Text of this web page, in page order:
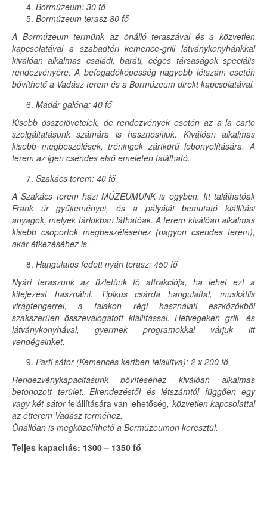
Bormúzeum: 30 fő
Bormúzeum terasz 80 fő
A Bormúzeum termünk az önálló teraszával és a közvetlen
kapcsolatával a szabadtéri kemence-grill látványkonyhánkkal
kiválóan alkalmas családi, baráti, céges társaságok speciális
rendezvényére. A befogadóképesség nagyobb létszám esetén
bővíthető a Vadász terem és a Bormúzeum direkt kapcsolatával.
Madár galéria: 40 fő
Kisebb összejövetelek, de rendezvények esetén az a la carte
szolgáltatásunk számára is hasznosítjuk. Kiválóan alkalmas
kisebb megbeszélések, tréningek zártkörű lebonyolítására. A
terem az igen csendes első emeleten található.
Szakács terem: 40 fő
A Szakács terem házi MÚZEUMUNK is egyben. Itt találhatóak
Frank úr gyűjteményei, és a pályáját bemutató kiállítási
anyagok, melyek tárlókban láthatóak. A terem kiválóan alkalmas
kisebb csoportok megbeszéléséhez (nagyon csendes terem),
akár étkezéséhez is.
Hangulatos fedett nyári terasz: 450 fő
Nyári teraszunk az üzletünk fő attrakciója, ha lehet ezt a
kifejezést használni. Tipikus csárda hangulattal, muskátlis
virágtengerrel, a falakon régi használati eszközökből
szakszerűen összeválogatott kiállítással. Hétvégeken grill- és
látványkonyhával, gyermek programokkal várjuk itt
vendégeinket.
Parti sátor (Kemencés kertben felállítva): 2 x 200 fő
Rendezvénykapacitásunk bővítéséhez kiválóan alkalmas
betonozott terület. Elrendezéstől és létszámtól függően egy
vagy két sátorfelállítására van lehetőség, közvetlen kapcsolattal
az étterem Vadász terméhez.
Önállóan is megközelíthető a Bormúzeumon keresztül.
Teljes kapacitás: 1300 – 1350 fő